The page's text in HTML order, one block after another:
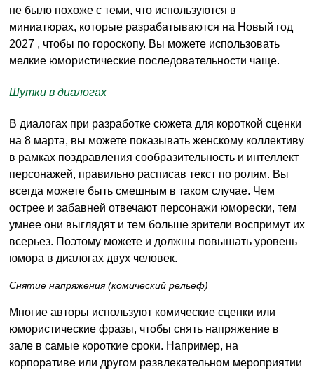
не было похоже с теми, что используются в
миниатюрах, которые разрабатываются на Новый год
2027 , чтобы по гороскопу. Вы можете использовать
мелкие юмористические последовательности чаще.
Шутки в диалогах
В диалогах при разработке сюжета для короткой сценки
на 8 марта, вы можете показывать женскому коллективу
в рамках поздравления сообразительность и интеллект
персонажей, правильно расписав текст по ролям. Вы
всегда можете быть смешным в таком случае. Чем
острее и забавней отвечают персонажи юморески, тем
умнее они выглядят и тем больше зрители воспримут их
всерьез. Поэтому можете и должны повышать уровень
юмора в диалогах двух человек.
Снятие напряжения (комический рельеф)
Многие авторы используют комические сценки или
юмористические фразы, чтобы снять напряжение в
зале в самые короткие сроки. Например, на
корпоративе или другом развлекательном мероприятии